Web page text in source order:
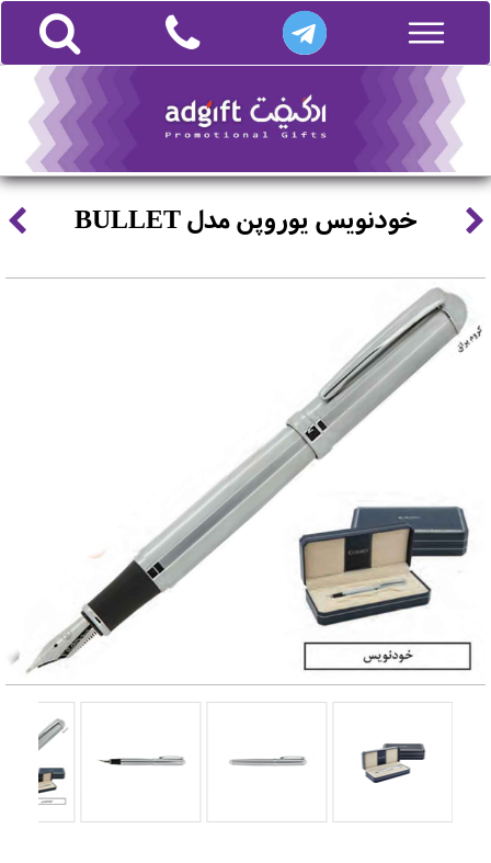
خودنویس یوروپن مدل BULLET